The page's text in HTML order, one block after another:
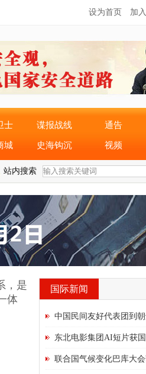
设为首页 加
士 谍报战线 通告
城 史海钩沉 视频
站内搜索
国际新闻
中国民间友好代表团到
东北电影集团AI短片获
联合国气候变化巴库大
，是
体